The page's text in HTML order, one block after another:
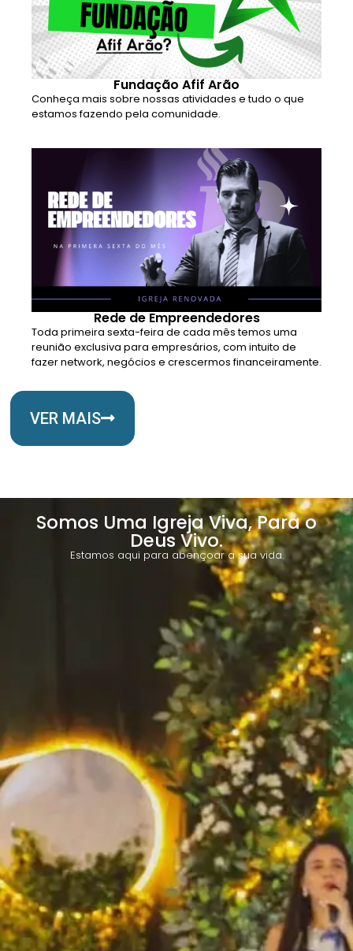
Fundação Afif Arão
Conheça mais sobre nossas atividades e tudo o que
estamos fazendo pela comunidade.
Rede de Empreendedores
Toda primeira sexta-feira de cada mês temos uma
reunião exclusiva para empresários, com intuito de
fazer network, negócios e crescermos financeiramente.
VER MAIS
Somos Uma Igreja Viva, Para o
Deus Vivo.
Estamos aqui para abençoar a sua vida.